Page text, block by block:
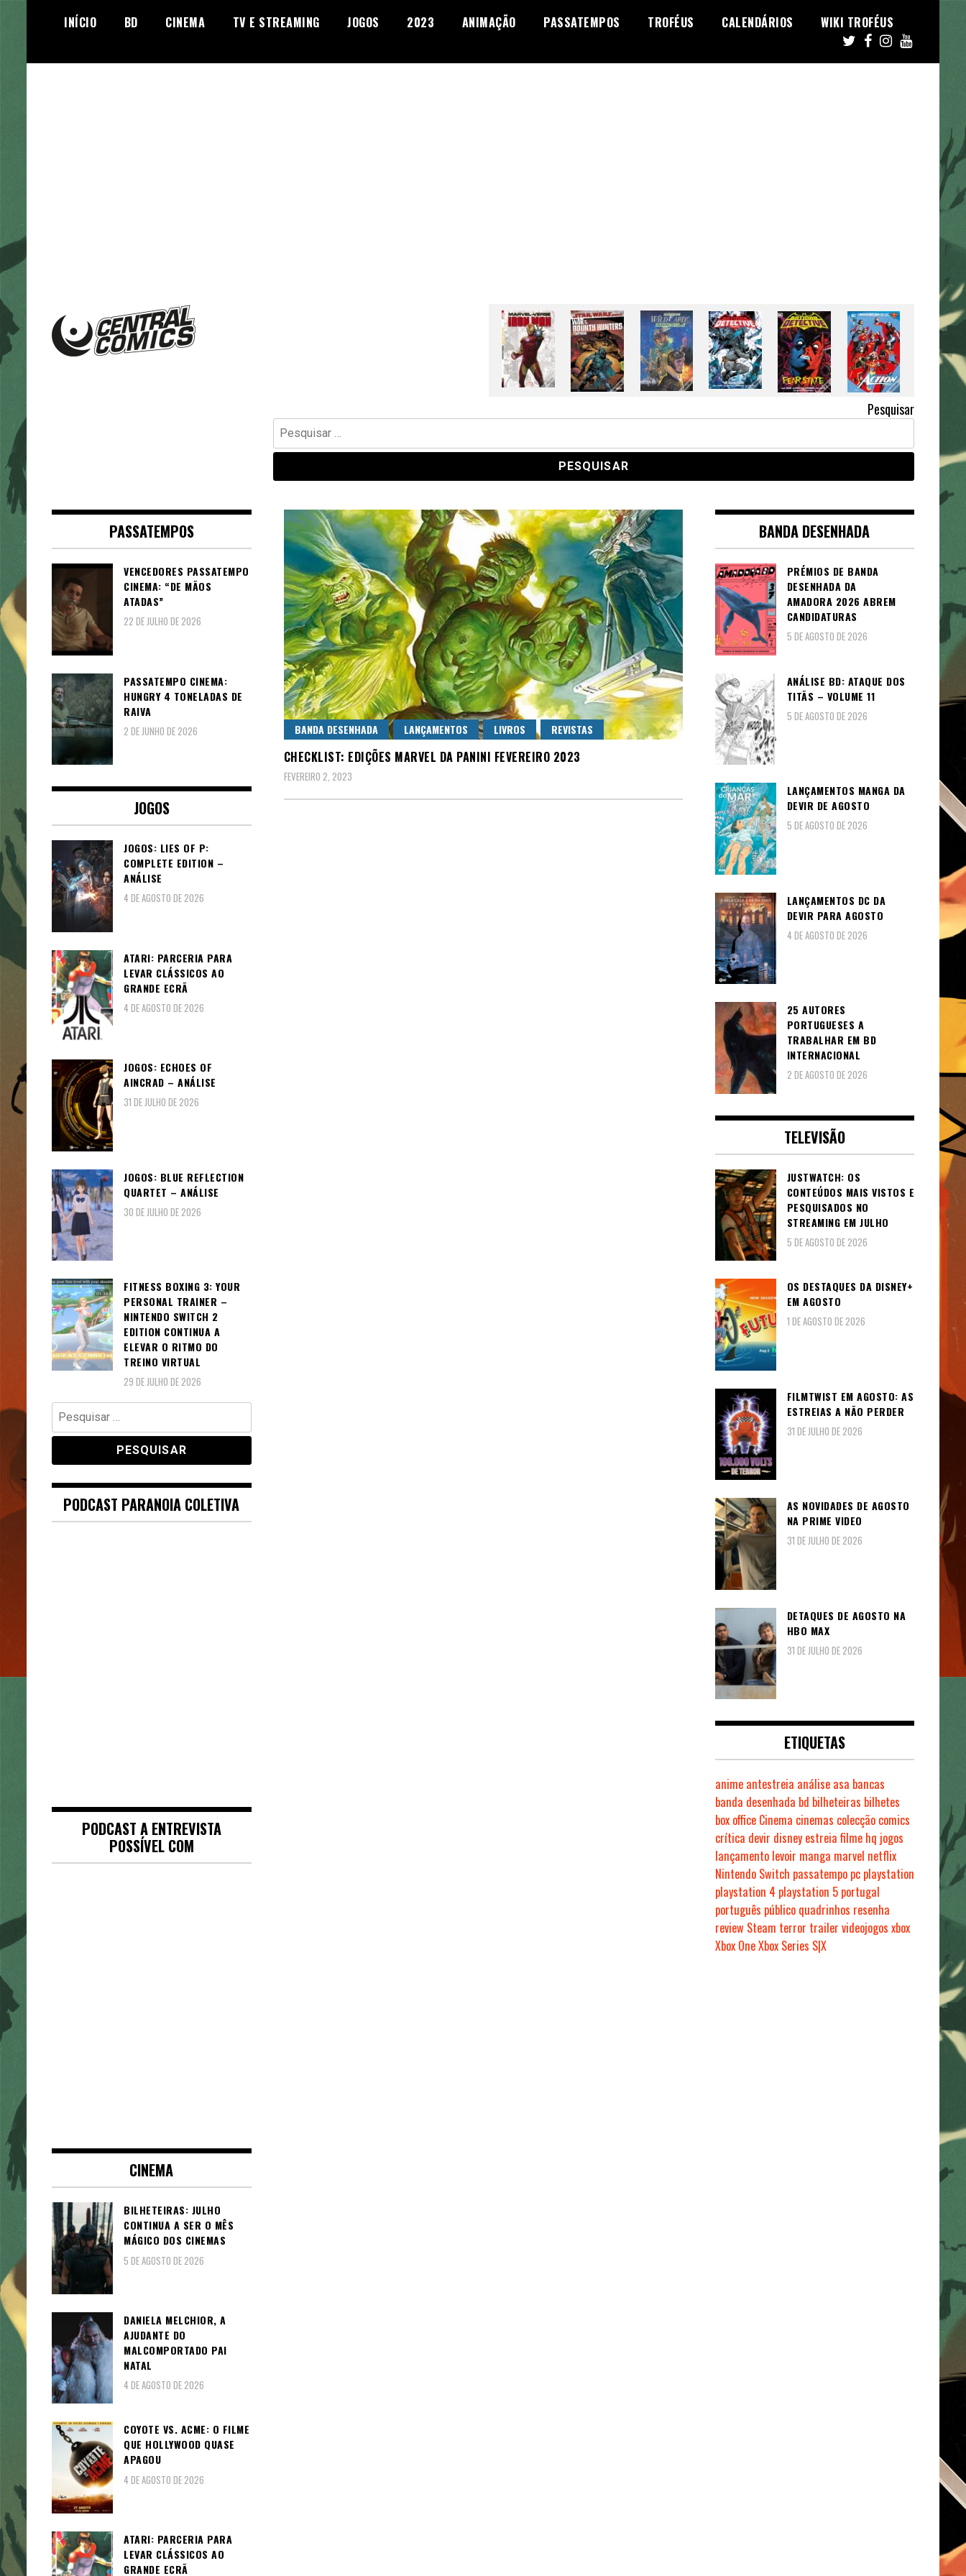
INÍCIO BD CINEMA TV E STREAMING JOGOS 2023 ANIMAÇÃO PASSATEMPOS TROFÉUS CALENDÁRIOS WIKI TROFÉUS
Pesquisar
Pesquisar
por:
BANDA DESENHADA LANÇAMENTOS LIVROS REVISTAS
CHECKLIST: EDIÇÕES MARVEL DA PANINI FEVEREIRO 2023
FEVEREIRO 2, 2023
PASSATEMPOS
VENCEDORES PASSATEMPO
CINEMA: “DE MÃOS
ATADAS”
22 DE JULHO DE 2026
PASSATEMPO CINEMA:
HUNGRY 4 TONELADAS DE
RAIVA
2 DE JUNHO DE 2026
JOGOS
JOGOS: LIES OF P:
COMPLETE EDITION –
ANÁLISE
4 DE AGOSTO DE 2026
ATARI: PARCERIA PARA
LEVAR CLÁSSICOS AO
GRANDE ECRÃ
4 DE AGOSTO DE 2026
JOGOS: ECHOES OF
AINCRAD – ANÁLISE
31 DE JULHO DE 2026
JOGOS: BLUE REFLECTION
QUARTET – ANÁLISE
30 DE JULHO DE 2026
FITNESS BOXING 3: YOUR
PERSONAL TRAINER –
NINTENDO SWITCH 2
EDITION CONTINUA A
ELEVAR O RITMO DO
TREINO VIRTUAL
29 DE JULHO DE 2026
Pesquisar
por:
PODCAST PARANOIA COLETIVA
PODCAST A ENTREVISTA
POSSÍVEL COM
CINEMA
BILHETEIRAS: JULHO
CONTINUA A SER O MÊS
MÁGICO DOS CINEMAS
5 DE AGOSTO DE 2026
DANIELA MELCHIOR, A
AJUDANTE DO
MALCOMPORTADO PAI
NATAL
4 DE AGOSTO DE 2026
COYOTE VS. ACME: O FILME
QUE HOLLYWOOD QUASE
APAGOU
4 DE AGOSTO DE 2026
ATARI: PARCERIA PARA
LEVAR CLÁSSICOS AO
GRANDE ECRÃ
BANDA DESENHADA
PRÉMIOS DE BANDA
DESENHADA DA
AMADORA 2026 ABREM
CANDIDATURAS
5 DE AGOSTO DE 2026
ANÁLISE BD: ATAQUE DOS
TITÃS – VOLUME 11
5 DE AGOSTO DE 2026
LANÇAMENTOS MANGA DA
DEVIR DE AGOSTO
5 DE AGOSTO DE 2026
LANÇAMENTOS DC DA
DEVIR PARA AGOSTO
4 DE AGOSTO DE 2026
25 AUTORES
PORTUGUESES A
TRABALHAR EM BD
INTERNACIONAL
2 DE AGOSTO DE 2026
TELEVISÃO
JUSTWATCH: OS
CONTEÚDOS MAIS VISTOS E
PESQUISADOS NO
STREAMING EM JULHO
5 DE AGOSTO DE 2026
OS DESTAQUES DA DISNEY+
EM AGOSTO
1 DE AGOSTO DE 2026
FILMTWIST EM AGOSTO: AS
ESTREIAS A NÃO PERDER
31 DE JULHO DE 2026
AS NOVIDADES DE AGOSTO
NA PRIME VIDEO
31 DE JULHO DE 2026
DETAQUES DE AGOSTO NA
HBO MAX
31 DE JULHO DE 2026
ETIQUETAS
anime antestreia análise asa bancas
banda desenhada bd bilheteiras bilhetes
box office Cinema cinemas colecção comics
crítica devir disney estreiafilme hq jogos
lançamento levoir manga marvel netflix
Nintendo Switch passatempo pc playstation
playstation 4 playstation 5 portugal
português público quadrinhos resenha
review Steam terror trailer videojogos xbox
Xbox OneXbox Series S|X